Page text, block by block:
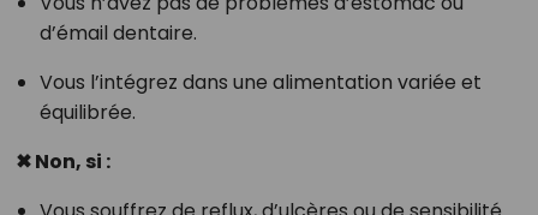
d’émail dentaire.
Vous l’intégrez dans une alimentation variée et
équilibrée.
✖ Non, si :